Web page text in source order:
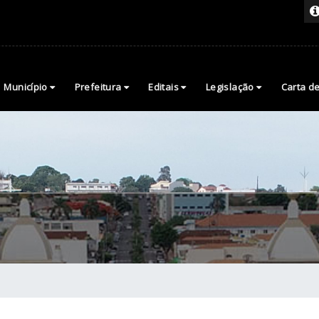
Município Prefeitura Editais Legislação Carta